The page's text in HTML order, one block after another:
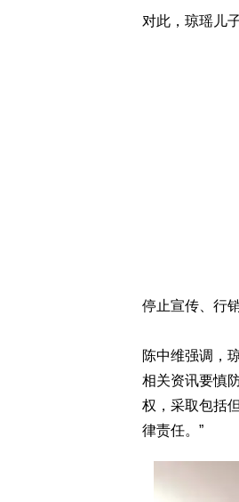
对此，琼瑶儿
停止宣传、行
陈中维强调，
相关资讯要慎
权，采取包括
律责任。”